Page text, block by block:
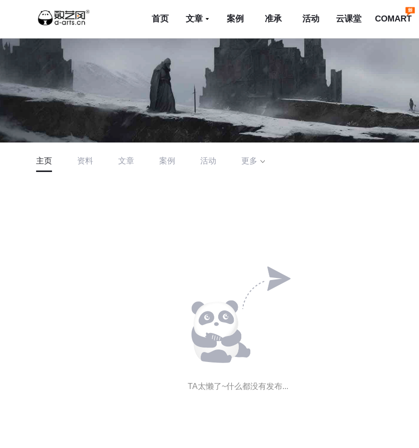
首页 文章 案例 准承 活动 云课堂 COMART
主页 资料 文章 案例 活动 更多
TA太懒了~什么都没有发布...